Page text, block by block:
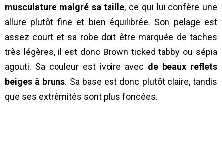
musculature malgré sa taille, ce qui lui confère une
allure plutôt fine et bien équilibrée. Son pelage est
assez court et sa robe doit être marquée de taches
très légères, il est donc Brown ticked tabby ou sépia
agouti. Sa couleur est ivoire avec de beaux reflets
beiges à bruns. Sa base est donc plutôt claire, tandis
que ses extrémités sont plus foncées.